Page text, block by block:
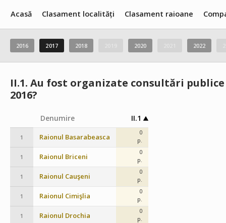
Acasă Clasament localități Clasament raioane
2016 2017 2018 2020 2022
II.1. Au fost organizate consultări
2016?
Denumire II.1
1 Raionul Basarabeasca
0
p.
1 Raionul Briceni
0
p.
1 Raionul Cauşeni
0
p.
1 Raionul Cimişlia
0
p.
1 Raionul Drochia
0
p.